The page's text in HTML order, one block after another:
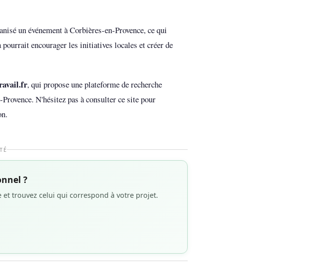
un événement à Corbières-en-Provence, ce qui
encourager les initiatives locales et créer de
, qui propose une plateforme de recherche
N'hésitez pas à consulter ce site pour
?
trouvez celui qui correspond à votre projet.